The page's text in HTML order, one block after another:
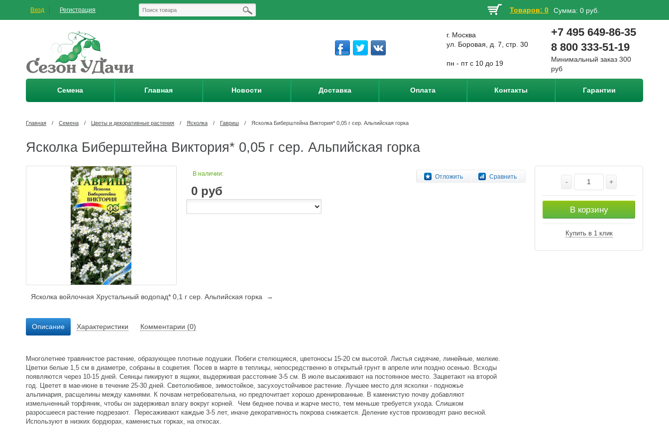
Вход Регистрация Товаров: 0 Сумма: 0 руб.
г. Москва
ул. Боровая, д. 7, стр. 30
пн - пт с 10 до 19
+7 495 649-86-35
8 800 333-51-19
Минимальный заказ 300
руб
Семена Главная Новости Доставка Оплата Контакты Гарантии
Главная / Семена / Цветы и декоративные растения / Ясколка / Гавриш / Ясколка Биберштейна Виктория* 0,05 г сер. Альпийская горка
Ясколка Биберштейна Виктория* 0,05 г сер. Альпийская горка
Отложить Сравнить
В наличии:
0 руб
- +
В корзину
Купить в 1 клик
Ясколка войлочная Хрустальный водопад* 0,1 г сер. Альпийская горка →
Описание Характеристики Комментарии (0)
Многолетнее травянистое растение, образующее плотные подушки. Побеги стелющиеся, цветоносы 15-20 см высотой. Листья сидячие, линейные, мелкие.
Цветки белые 1,5 см в диаметре, собраны в соцветия. Посев в марте в теплицы, непосредственно в открытый грунт в апреле или поздно осенью. Всходы
появляются через 10-15 дней. Сеянцы пикируют в ящики, выдерживая расстояние 3-5 см. В июле высаживают на постоянное место. Зацветают на второй
год. Цветет в мае-июне в течение 25-30 дней. Светолюбивое, зимостойкое, засухоустойчивое растение. Лучшее место для ясколки - подножье
альпинария, расщелины между камнями. К почвам нетребовательна, но предпочитает хорошо дренированные. В каменистую почву добавляют
измельченный торфяник, чтобы он задерживал влагу вокруг корней. Чем беднее почва и жарче место, тем меньше требуется ухода. Слишком
разросшееся растение подрезают. Пересаживают каждые 3-5 лет, иначе декоративность покрова снижается. Деление кустов производят рано весной.
Используют в низких бордюрах, каменистых горках, на откосах.